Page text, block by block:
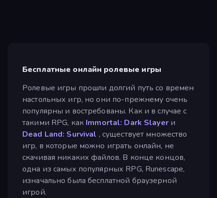
Бесплатные онлайн ролевые игры
Ролевые игры прошли долгий путь со времен
настольных игр, но они по-прежнему очень
популярны и востребованы. Как и в случае с
такими RPG, как Immortal: Dark Slayerи
Dead Land: Survival , существует множество
игр, в которые можно играть онлайн, не
скачивая никаких файлов. В конце концов,
одна из самых популярных RPG, Runescape,
изначально была бесплатной браузерной
игрой.